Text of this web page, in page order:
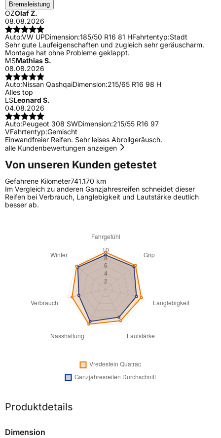
Bremsleistung
OZOlaf Z.
08.08.2026
Auto:VW UPDimension:185/50 R16 81 HFahrtentyp:Stadt
Sehr gute Laufeigenschaften und zugleich sehr geräuscharm.
Montage hat ohne Probleme geklappt.
MSMathias S.
08.08.2026
Auto:Nissan QashqaiDimension:215/65 R16 98 H
Alles top
LSLeonard S.
04.08.2026
Auto:Peugeot 308 SWDimension:215/55 R16 97
VFahrtentyp:Gemischt
Einwandfreier Reifen. Sehr leises Abrollgeräusch.
alle Kundenbewertungen anzeigen
Von unseren Kunden getestet
Gefahrene Kilometer741.170 km
Im Vergleich zu anderen Ganzjahresreifen schneidet dieser
Reifen bei Verbrauch, Langlebigkeit und Lautstärke deutlich
besser ab.
Produktdetails
Dimension